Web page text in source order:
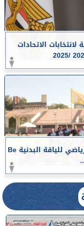
الاتحادات
جامعة أسيوط تشهد انطلاق ”اللقاء الرياضي للياقة البدنية Be